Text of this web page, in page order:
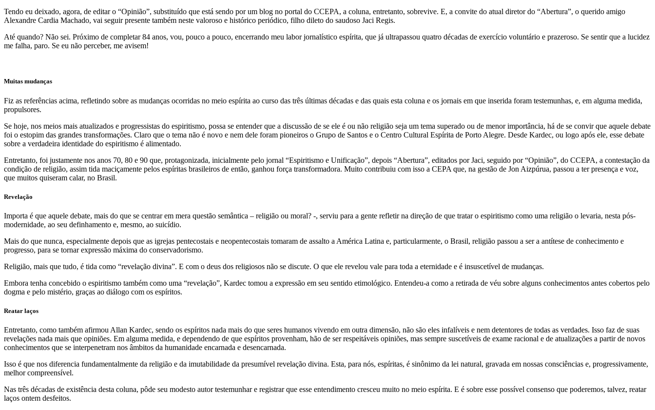
Tendo eu deixado, agora, de editar o “Opinião”, substituído que está sendo por um blog no portal do CCEPA, a coluna, entretanto, sobrevive. E, a convite do atual diretor do “Abertura”, o querido amigo
Alexandre Cardia Machado, vai seguir presente também neste valoroso e histórico periódico, filho dileto do saudoso Jaci Regis.
Até quando? Não sei. Próximo de completar 84 anos, vou, pouco a pouco, encerrando meu labor jornalístico espírita, que já ultrapassou quatro décadas de exercício voluntário e prazeroso. Se sentir que a lucidez
me falha, paro. Se eu não perceber, me avisem!
Muitas mudanças
Fiz as referências acima, refletindo sobre as mudanças ocorridas no meio espírita ao curso das três últimas décadas e das quais esta coluna e os jornais em que inserida foram testemunhas, e, em alguma medida,
propulsores.
Se hoje, nos meios mais atualizados e progressistas do espiritismo, possa se entender que a discussão de se ele é ou não religião seja um tema superado ou de menor importância, há de se convir que aquele debate
foi o estopim das grandes transformações. Claro que o tema não é novo e nem dele foram pioneiros o Grupo de Santos e o Centro Cultural Espírita de Porto Alegre. Desde Kardec, ou logo após ele, esse debate
sobre a verdadeira identidade do espiritismo é alimentado.
Entretanto, foi justamente nos anos 70, 80 e 90 que, protagonizada, inicialmente pelo jornal “Espiritismo e Unificação”, depois “Abertura”, editados por Jaci, seguido por “Opinião”, do CCEPA, a contestação da
condição de religião, assim tida maciçamente pelos espíritas brasileiros de então, ganhou força transformadora. Muito contribuiu com isso a CEPA que, na gestão de Jon Aizpúrua, passou a ter presença e voz,
que muitos quiseram calar, no Brasil.
Revelação
Importa é que aquele debate, mais do que se centrar em mera questão semântica – religião ou moral? -, serviu para a gente refletir na direção de que tratar o espiritismo como uma religião o levaria, nesta pós-
modernidade, ao seu definhamento e, mesmo, ao suicídio.
Mais do que nunca, especialmente depois que as igrejas pentecostais e neopentecostais tomaram de assalto a América Latina e, particularmente, o Brasil, religião passou a ser a antítese de conhecimento e
progresso, para se tornar expressão máxima do conservadorismo.
Religião, mais que tudo, é tida como “revelação divina”. E com o deus dos religiosos não se discute. O que ele revelou vale para toda a eternidade e é insuscetível de mudanças.
Embora tenha concebido o espiritismo também como uma “revelação”, Kardec tomou a expressão em seu sentido etimológico. Entendeu-a como a retirada de véu sobre alguns conhecimentos antes cobertos pelo
dogma e pelo mistério, graças ao diálogo com os espíritos.
Reatar laços
Entretanto, como também afirmou Allan Kardec, sendo os espíritos nada mais do que seres humanos vivendo em outra dimensão, não são eles infalíveis e nem detentores de todas as verdades. Isso faz de suas
revelações nada mais que opiniões. Em alguma medida, e dependendo de que espíritos provenham, hão de ser respeitáveis opiniões, mas sempre suscetíveis de exame racional e de atualizações a partir de novos
conhecimentos que se interpenetram nos âmbitos da humanidade encarnada e desencarnada.
Isso é que nos diferencia fundamentalmente da religião e da imutabilidade da presumível revelação divina. Esta, para nós, espíritas, é sinônimo da lei natural, gravada em nossas consciências e, progressivamente,
melhor compreensível.
Nas três décadas de existência desta coluna, pôde seu modesto autor testemunhar e registrar que esse entendimento cresceu muito no meio espírita. E é sobre esse possível consenso que poderemos, talvez, reatar
laços ontem desfeitos.